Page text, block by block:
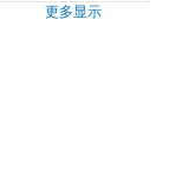
更多显示